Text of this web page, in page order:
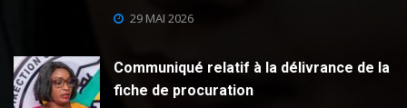
29 MAI 2026
Communiqué relatif à la délivrance de la
fiche de procuration